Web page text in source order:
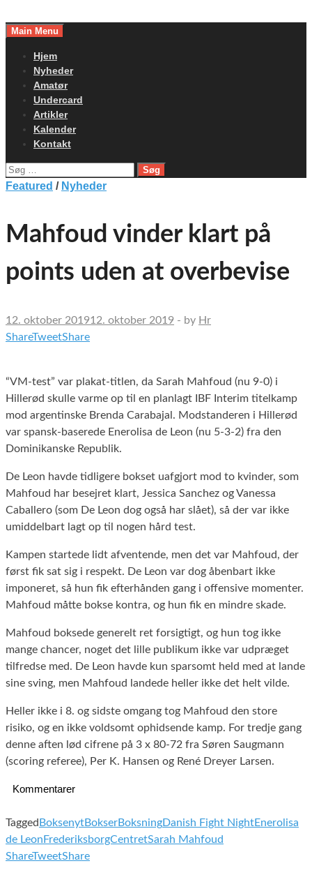
toMain Menu
Hjem
Nyheder
Amatør
Undercard
Artikler
Kalender
Kontakt
Søg
efter:
Featured / Nyheder
Mahfoud vinder klart på
points uden at overbevise
12. oktober 201912. oktober 2019 - by Hr
ShareTweetShare
“VM-test” var plakat-titlen, da Sarah Mahfoud (nu 9-0) i
Hillerød skulle varme op til en planlagt IBF Interim titelkamp
mod argentinske Brenda Carabajal. Modstanderen i Hillerød
var spansk-baserede Enerolisa de Leon (nu 5-3-2) fra den
Dominikanske Republik.
De Leon havde tidligere bokset uafgjort mod to kvinder, som
Mahfoud har besejret klart, Jessica Sanchez og Vanessa
Caballero (som De Leon dog også har slået), så der var ikke
umiddelbart lagt op til nogen hård test.
Kampen startede lidt afventende, men det var Mahfoud, der
først fik sat sig i respekt. De Leon var dog åbenbart ikke
imponeret, så hun fik efterhånden gang i offensive momenter.
Mahfoud måtte bokse kontra, og hun fik en mindre skade.
Mahfoud boksede generelt ret forsigtigt, og hun tog ikke
mange chancer, noget det lille publikum ikke var udpræget
tilfredse med. De Leon havde kun sparsomt held med at lande
sine sving, men Mahfoud landede heller ikke det helt vilde.
Heller ikke i 8. og sidste omgang tog Mahfoud den store
risiko, og en ikke voldsomt ophidsende kamp. For tredje gang
denne aften lød cifrene på 3 x 80-72 fra Søren Saugmann
(scoring referee), Per K. Hansen og René Dreyer Larsen.
Kommentarer
Tagged BoksenytBokserBoksningDanish Fight NightEnerolisa
de Leon FrederiksborgCentretSarah Mahfoud
ShareTweetShare